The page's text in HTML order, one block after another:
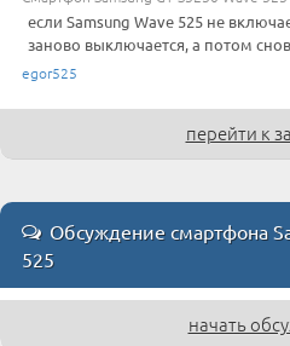
если Samsung Wave 525 не
заново выключается, а потом
egor525
перейти к
Обсуждение смартфона
525
начать